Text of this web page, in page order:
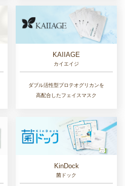
KAIIAGE
カイエイジ
ダブル活性型プロテオグリカンを
高配合したフェイスマスク
KinDock
菌ドック